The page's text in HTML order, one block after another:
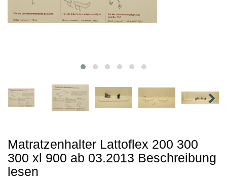
Matratzenhalter Lattoflex 200 300
300 xl 900 ab 03.2013 Beschreibung
lesen